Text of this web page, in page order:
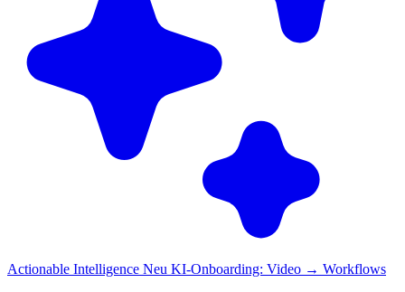
Actionable Intelligence Neu KI-Onboarding: Video → Workflows